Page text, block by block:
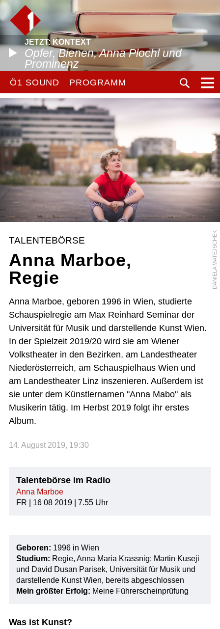
JETZT: KONTEXT
Opfer, Bienen, Anna Plochl und
Prominenz
Ö1 SOUND PROGRAMM
DANIELA MATEJSCHEK
TALENTEBÖRSE
Anna Marboe,
Regie
Anna Marboe, geboren 1996 in Wien, studierte
Schauspielregie am Max Reinhard Seminar der
Universität für Musik und darstellende Kunst Wien.
In der Spielzeit 2019/20 wird sie am Wiener
Volkstheater in den Bezirken, am Landestheater
Niederösterreich, am Schauspielhaus Wien und
am Landestheater Linz inszenieren. Außerdem ist
sie unter dem Künstlernamen "Anna Mabo" als
Musikerin tätig. Im Herbst 2019 folgt ihr erstes
Album.
14. August 2019, 19:30
Talentebörse im Radio
Anna Marboe
FR | 16 08 2019 | 7.55 Uhr
Geboren: 1996 in Wien
Studium: Regie, Anna Maria Krassnig; Martin Kuseji
und David Dusan Parisek, Universität für Musik und
darstellende Kunst Wien, bereits abgeschlossen
Mein größter Erfolg: Meine Führerscheinprüfung
Was ist Kunst?